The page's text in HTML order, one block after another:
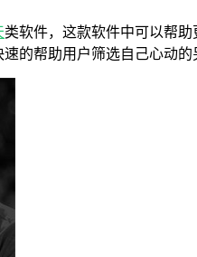
类软件，这款软件中可以帮
的帮助用户筛选自己心动的